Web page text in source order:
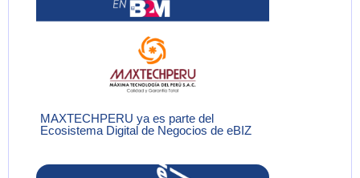
MAXTECHPERU ya es parte del
Ecosistema Digital de Negocios de eBIZ